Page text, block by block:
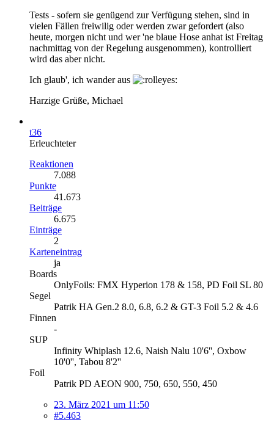
Tests - sofern sie genügend zur Verfügung stehen, sind in
vielen Fällen freiwilig oder werden zwar gefordert (also
heute, morgen nicht und wer 'ne blaue Hose anhat ist Freitag
nachmittag von der Regelung ausgenommen), kontrolliert
wird das aber nicht.
Ich glaub', ich wander aus
Harzige Grüße, Michael
t36
Erleuchteter
Reaktionen
7.088
Punkte
41.673
Beiträge
6.675
Einträge
2
Karteneintrag
ja
Boards
OnlyFoils: FMX Hyperion 178 & 158, PD Foil SL 80
Segel
Patrik HA Gen.2 8.0, 6.8, 6.2 & GT-3 Foil 5.2 & 4.6
Finnen
-
SUP
Infinity Whiplash 12.6, Naish Nalu 10'6'', Oxbow
10'0'', Tabou 8'2''
Foil
Patrik PD AEON 900, 750, 650, 550, 450
23. März 2021 um 11:50
#5.463